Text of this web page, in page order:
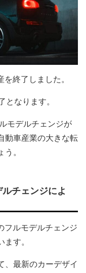
終了しました。
となります。
モデルチェンジが
動車産業の大きな転
。
チェンジによ
フルモデルチェンジ
す。
、最新のカーデザイ